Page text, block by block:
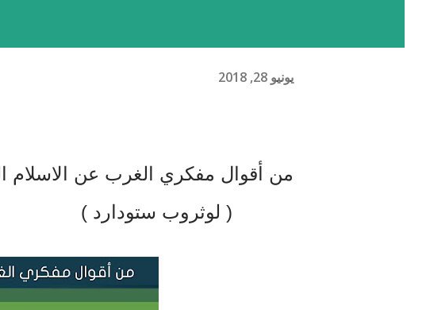
يونيو 28, 2018
من أقوال مفكري الغرب عن الاسلام
( لوثروب ستودارد )